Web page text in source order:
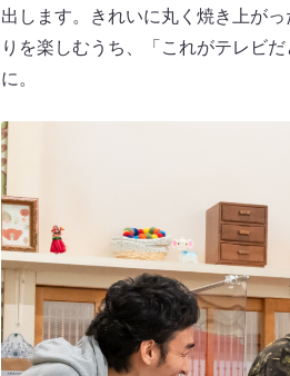
出します。きれいに丸く焼き上が
りを楽しむうち、「これがテレビ
に。